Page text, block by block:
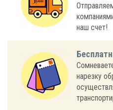
наш счет!
нарезку